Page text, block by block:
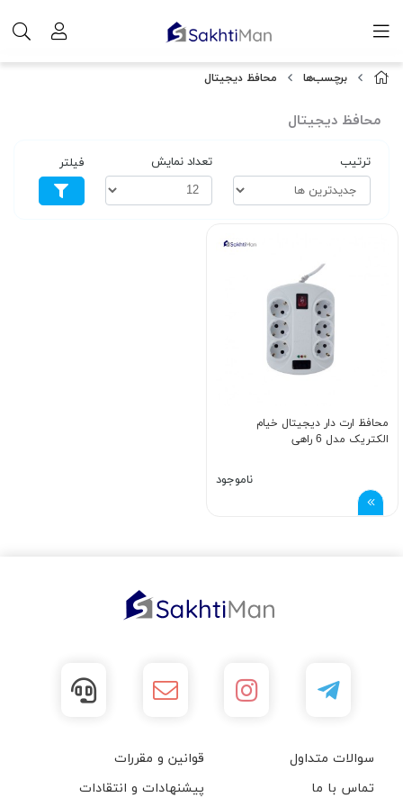
برچسب‌ها محافظ دیجیتال
محافظ دیجیتال
ترتیب تعداد نمایش فیلتر
محافظ ارت دار دیجیتال خیام
الکتریک مدل 6 راهی
ناموجود
سوالات متداول
قوانین و مقررات
تماس با ما
پیشنهادات و انتقادات